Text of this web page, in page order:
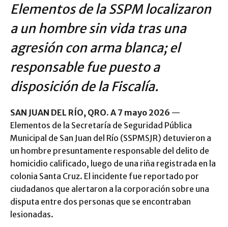
Elementos de la SSPM localizaron
a un hombre sin vida tras una
agresión con arma blanca; el
responsable fue puesto a
disposición de la Fiscalía.
SAN JUAN DEL RÍO, QRO. A 7 mayo 2026 —
Elementos de la Secretaría de Seguridad Pública
Municipal de San Juan del Río (SSPMSJR) detuvieron a
un hombre presuntamente responsable del delito de
homicidio calificado, luego de una riña registrada en la
colonia Santa Cruz. El incidente fue reportado por
ciudadanos que alertaron a la corporación sobre una
disputa entre dos personas que se encontraban
lesionadas.